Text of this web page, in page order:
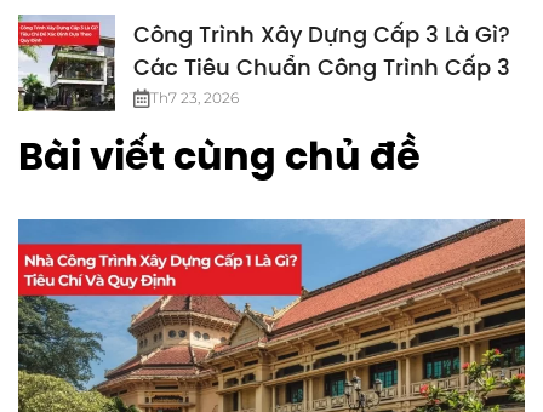
Công Trình Xây Dựng Cấp 3 Là Gì?
Các Tiêu Chuẩn Công Trình Cấp 3
Th7 23, 2026
Bài viết cùng chủ đề